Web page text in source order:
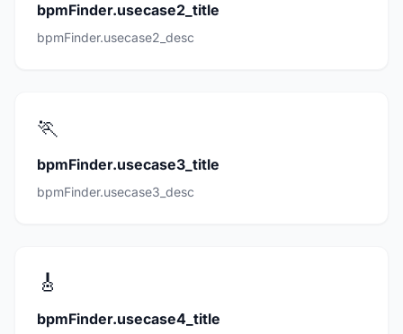
bpmFinder.usecase2_title
bpmFinder.usecase2_desc
🏃
bpmFinder.usecase3_title
bpmFinder.usecase3_desc
🎸
bpmFinder.usecase4_title